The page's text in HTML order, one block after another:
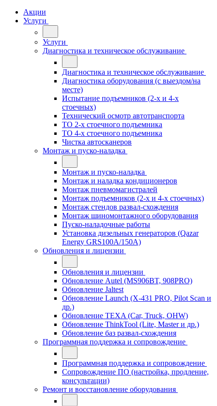
Акции
Услуги
Услуги
Диагностика и техническое обслуживание
Диагностика и техническое обслуживание
Диагностика оборудования (с выездом/на
месте)
Испытание подъемников (2-х и 4-х
стоечных)
Технический осмотр автотранспорта
ТО 2-х стоечного подъемника
ТО 4-х стоечного подъемника
Чистка автосканеров
Монтаж и пуско-наладка
Монтаж и пуско-наладка
Монтаж и наладка кондиционеров
Монтаж пневмомагистралей
Монтаж подъемников (2-х и 4-х стоечных)
Монтаж стендов развал-схождения
Монтаж шиномонтажного оборудования
Пуско-наладочные работы
Установка дизельных генераторов (Qazar
Energy GRS100A/150A)
Обновления и лицензии
Обновления и лицензии
Обновление Autel (MS906BT, 908PRO)
Обновление Jaltest
Обновление Launch (X-431 PRO, Pilot Scan и
др.)
Обновление TEXA (Car, Truck, OHW)
Обновление ThinkTool (Lite, Master и др.)
Обновление баз развал-схождения
Программная поддержка и сопровождение
Программная поддержка и сопровождение
Сопровождение ПО (настройка, продление,
консультации)
Ремонт и восстановление оборудования